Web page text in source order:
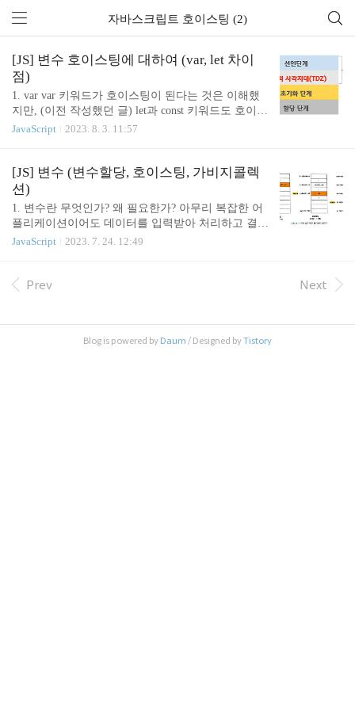
자바스크립트 호이스팅 (2)
[JS] 변수 호이스팅에 대하여 (var, let 차이
점)
1. var var 키워드가 호이스팅이 된다는 것은 이해했
지만, (이전 작성했던 글) let과 const 키워드도 호이스
팅이 된다는 것을 완전히 이해하지는 못했었다. 이번
변수 선언문이 스코프의 선두로 끌어 올려진 것처럼
동작한다. 즉, 변수 호이스팅에 의해 var 키워드로 선
언한 변수는 변수 선언문 이전에 참조가 가능하다. c
onsole.log(abc); // undefined abc = '123'; console.log(ab
c); // 123 var abc; 단, 할당문 이전에 변수를 참조하면
언제나 undefined를 반환하는 것에 유의해야 한다. 하
독..
JavaScript 2023. 8. 3. 11:57
[JS] 변수 (변수할당, 호이스팅, 가비지콜렉
션)
1. 변수란 무엇인가? 왜 필요한가? 아무리 복잡한 어
플리케이션이어도 데이터를 입력받아 처리하고 결과
를 출력하는 것이 전부이다. 변수는 프로그래밍 언어
있어야 하고, 10 + 20 이라는 식의 의미도 해석할 수
인 30도 두뇌에 기억한다. 자바스크립트 엔진도 사람
JavaScript 2023. 7. 24. 12:49
Prev Next
Blog is powered by Daum / Designed byTistory